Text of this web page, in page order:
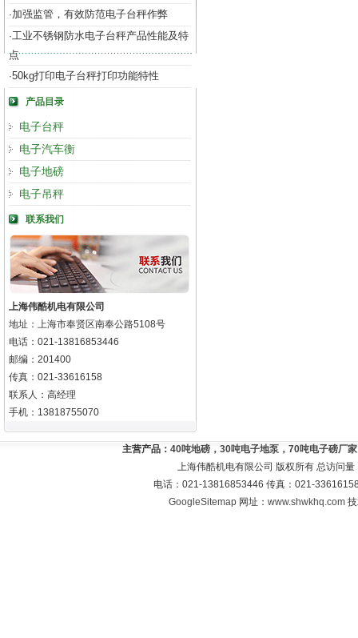
·加强监管，有效防范电子台秤作弊
·工业不锈钢防水电子台秤产品性能及特
点
·50kg打印电子台秤打印功能特性
产品目录
电子台秤
电子汽车衡
电子地磅
电子吊秤
联系我们
上海伟酷机电有限公司
地址：上海市奉贤区南奉公路5108号
电话：021-13816853446
邮编：201400
传真：021-33616158
联系人：高经理
手机：13818755070
主营产品： 40吨地磅，30吨电子地泵，70吨电子磅厂
上海伟酷机电有限公司 版权所有 总访问量
电话：021-13816853446 传真：021-
GoogleSitemap 网址：www.shwkhq.com